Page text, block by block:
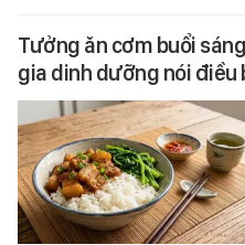
Tưởng ăn cơm buổi
gia dinh dưỡng nói điều